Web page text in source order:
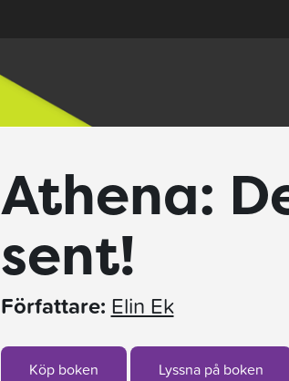
Athena:
sent!
Författare: Elin Ek
Köp boken Lyssna på boken